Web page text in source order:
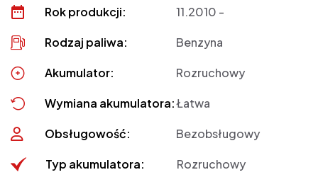
Rok produkcji: 11.2010 -
Rodzaj paliwa: Benzyna
Akumulator: Rozruchowy
Wymiana akumulatora:Łatwa
Obsługowość: Bezobsługowy
Typ akumulatora: Rozruchowy